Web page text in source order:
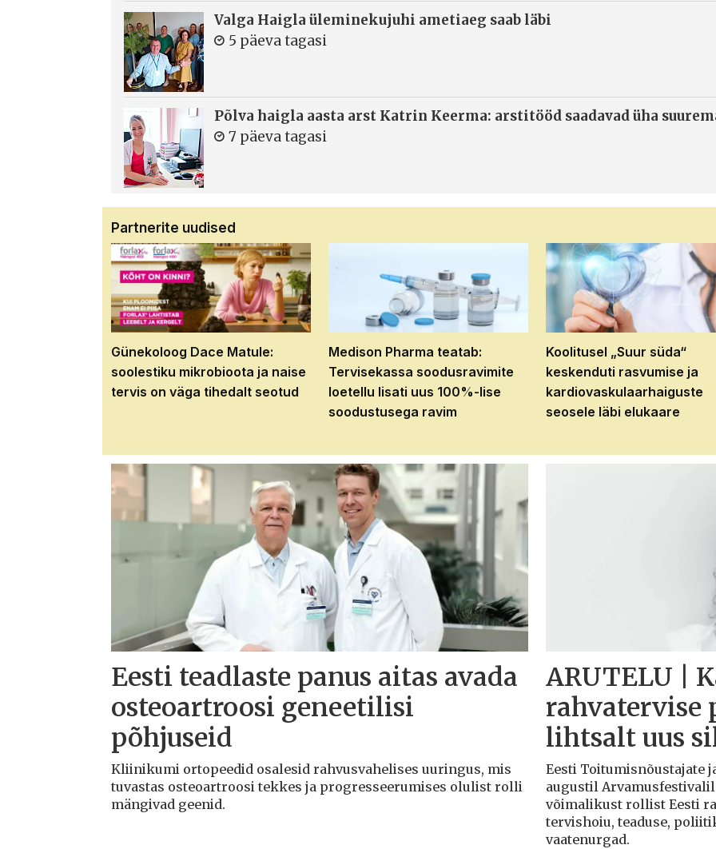
Valga Haigla üleminekujuhi ametiaeg saab läbi
5 päeva tagasi
Põlva haigla aasta arst Katrin Keerma: arstitööd saadavad üha
7 päeva tagasi
Partnerite uudised
Günekoloog Dace Matule:
soolestiku mikrobioota ja naise
tervis on väga tihedalt seotud
Medison Pharma teatab:
Tervisekassa soodusravimite
loetellu lisati uus 100%-lise
soodustusega ravim
Koolitusel „Suur süda“
keskenduti rasvumise ja
kardiovaskulaarhaiguste
seosele läbi elukaare
Eesti teadlaste panus aitas avada
osteoartroosi geneetilisi
põhjuseid
Kliinikumi ortopeedid osalesid rahvusvahelises uuringus, mis
tuvastas osteoartroosi tekkes ja progresseerumises olulist rolli
mängivad geenid.
ARUTELU |
rahvatervise
lihtsalt uus
Eesti Toitumisnõustajate
augustil
võimalikust rollist Eesti
tervishoiu, teaduse,
vaatenurgad.